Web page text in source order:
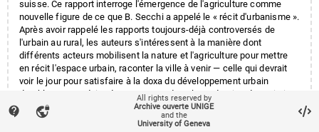
suisse. Ce rapport interroge l'émergence de l'agriculture comme
nouvelle figure de ce que B. Secchi a appelé le « récit d'urbanisme ».
Après avoir rappelé les rapports toujours-déjà controversés de
l'urbain au rural, les auteurs s'intéressent à la manière dont
différents acteurs mobilisent la nature et l'agriculture pour mettre
en récit l'espace urbain, raconter la ville à venir — celle qui devrait
voir le jour pour satisfaire à la doxa du développement urbain
durable — et produire du consensus dans la production du territoire.
L'analyse d'une controverse d'aménagement, celle relative au
déclassement d'une parcelle de 58 hectares de zone agricole dans
contact_support vpn_lock
All rights reserved by
Archive ouverte UNIGE
and the
University of Geneva